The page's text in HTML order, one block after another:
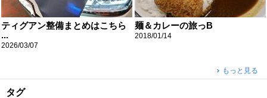
ティグアン整備まとめはこちら
...
2026/03/07
麺＆カレーの旅っB
2018/01/14
もっと見る
タグ